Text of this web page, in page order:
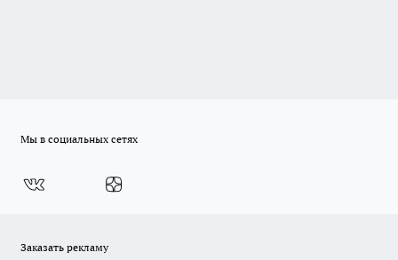
Мы в социальных сетях
Заказать рекламу